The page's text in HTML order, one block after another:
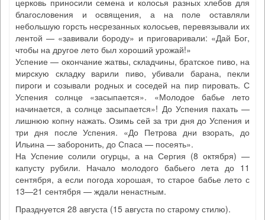
церковь приносили семена и колосья разных хлебов для
благословения и освящения, а на поле оставляли
небольшую горсть несрезанных колосьев, перевязывали их
лентой — «завивали бороду» и приговаривали: «Дай Бог,
чтобы на другое лето был хороший урожай!»
Успение — окончание жатвы, складчины, братское пиво, на
мирскую складку варили пиво, убивали барана, пекли
пироги и созывали родных и соседей на пир пировать. С
Успения солнце «засыпается». «Молодое бабье лето
начинается, а солнце засыпается»! До Успения пахать —
лишнюю копну нажать. Озимь сей за три дня до Успения и
три дня после Успения. «До Петрова дни взорать, до
Ильина — заборонить, до Спаса — посеять».
На Успение солили огурцы, а на Сергия (8 октября) —
капусту рубили. Начало молодого бабьего лета до 11
сентября, а если погода хорошая, то старое бабье лето с
13—21 сентября — ждали ненастным.
Празднуется 28 августа (15 августа по старому стилю).